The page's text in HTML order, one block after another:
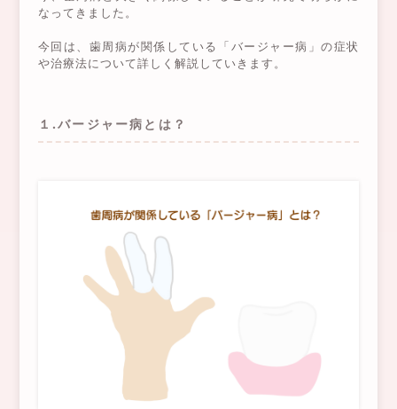
なってきました。
今回は、歯周病が関係している「バージャー病」の症状
や治療法について詳しく解説していきます。
１.バージャー病とは？